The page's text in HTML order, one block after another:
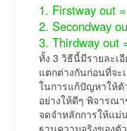
1. Firstway out
2. Secondway
3. Thirdway out
ทั้ง 3 วิธีนี้มีรายละเ
แตกต่างกันก่อนที่จะ
ในการแก้ปัญหาให้ตั
อย่างให้ดีๆ พิจารณ
จดจำหลักการให้แ
ฐานความจริงของตั